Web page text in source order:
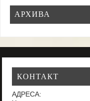
АРХИВА
КОНТАКТ
АДРЕСА: